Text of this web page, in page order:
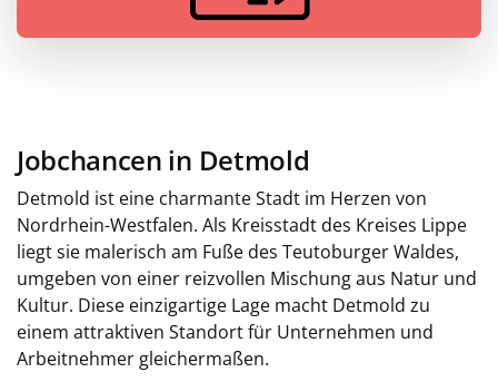
Jobchancen in Detmold
Detmold ist eine charmante Stadt im Herzen von
Nordrhein-Westfalen. Als Kreisstadt des Kreises Lippe
liegt sie malerisch am Fuße des Teutoburger Waldes,
umgeben von einer reizvollen Mischung aus Natur und
Kultur. Diese einzigartige Lage macht Detmold zu
einem attraktiven Standort für Unternehmen und
Arbeitnehmer gleichermaßen.